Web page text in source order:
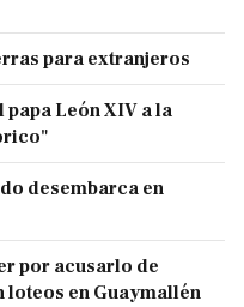
para extranjeros
León XIV a la
desembarca en
por acusarlo de
en Guaymallén